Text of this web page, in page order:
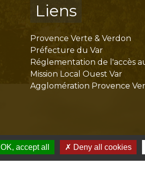
Liens
Provence Verte & Verdon
Préfecture du Var
Réglementation de l'accès
Mission Local Ouest Var
Agglomération Provence
OK, accept all Deny all cookies